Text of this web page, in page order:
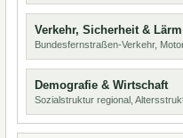
Verkehr, Sicherheit & Lärm
Bundesfernstraßen-Verkehr,
Demografie & Wirtschaft
Sozialstruktur regional,